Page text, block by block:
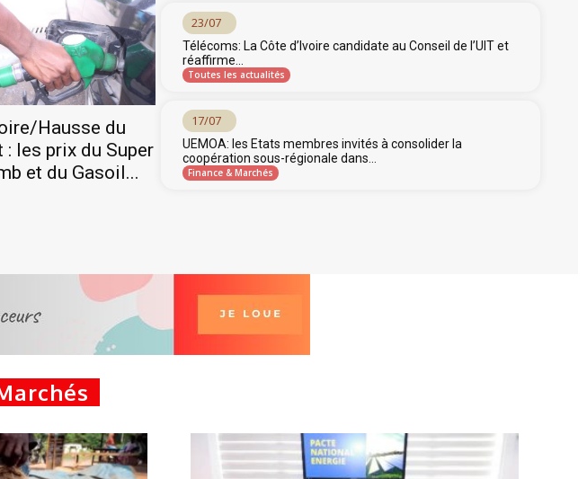
Hausse du
: les prix du Super
et du Gasoil...
23/07
Télécoms: La Côte d’Ivoire candidate au Conseil de l’UIT et
réaffirme...
Toutes les actualités
17/07
UEMOA: les Etats membres invités à consolider la
coopération sous-régionale dans...
Finance & Marchés